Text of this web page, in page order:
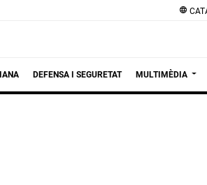
language
DEFENSA I SEGURETAT MULTIMÈDIA